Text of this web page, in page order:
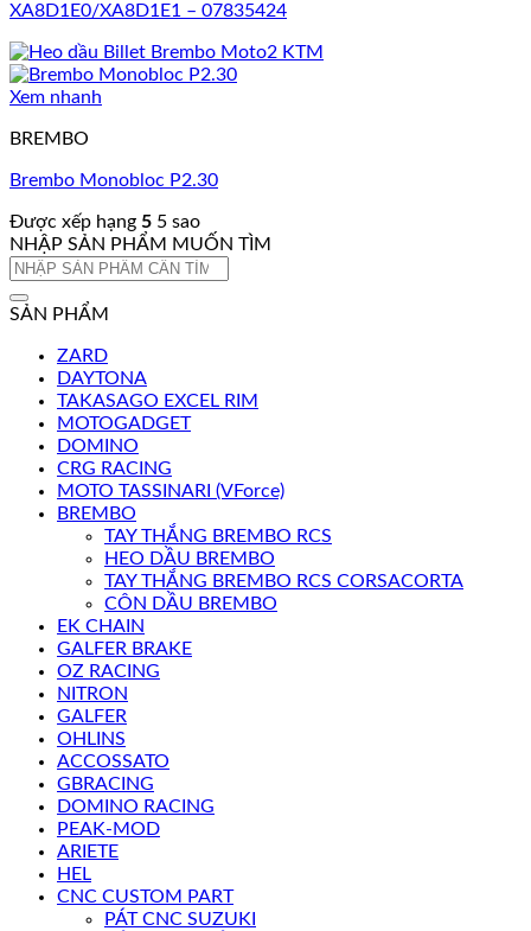
XA8D1E0/XA8D1E1 – 07835424
Xem nhanh
BREMBO
Brembo Monobloc P2.30
Được xếp hạng 5 5 sao
NHẬP SẢN PHẨM MUỐN TÌM
Tìm
SẢN PHẨM
ZARD
DAYTONA
TAKASAGO EXCEL RIM
MOTOGADGET
DOMINO
CRG RACING
MOTO TASSINARI (VForce)
BREMBO
TAY THẮNG BREMBO RCS
HEO DẦU BREMBO
TAY THẮNG BREMBO RCS CORSACORTA
CÔN DẦU BREMBO
EK CHAIN
GALFER BRAKE
OZ RACING
NITRON
GALFER
OHLINS
ACCOSSATO
GBRACING
DOMINO RACING
PEAK-MOD
ARIETE
HEL
CNC CUSTOM PART
PÁT CNC SUZUKI